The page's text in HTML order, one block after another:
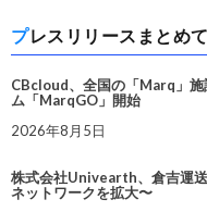
プレスリリースまとめ
CBcloud、全国の「Marq」施
ム「MarqGO」開始
2026年8月5日
株式会社Univearth、倉吉運
ネットワークを拡大〜